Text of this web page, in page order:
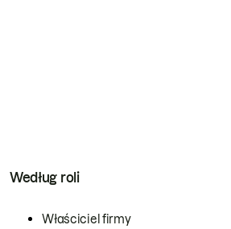
Według roli
Właściciel firmy